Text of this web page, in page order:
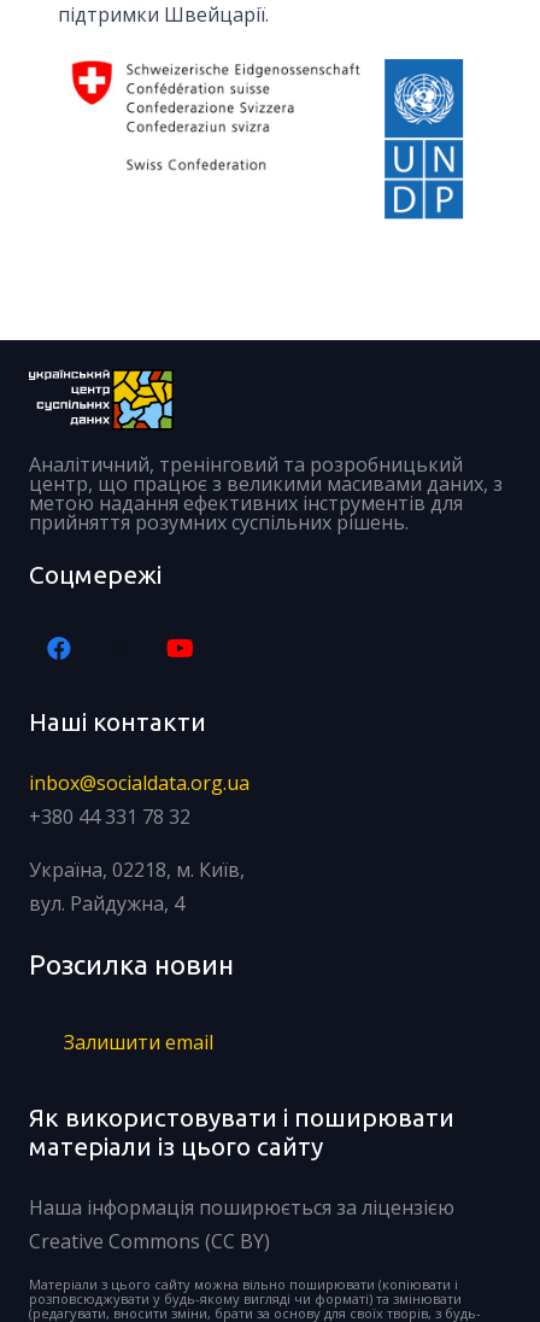
підтримки Швейцарії.
Аналітичний, тренінговий та розробницький
центр, що працює з великими масивами даних, з
метою надання ефективних інструментів для
прийняття розумних суспільних рішень.
Соцмережі
Наші контакти
inbox@socialdata.org.ua
+380 44 331 78 32
Україна, 02218, м. Київ,
вул. Райдужна, 4
Розсилка новин
Залишити email
Як використовувати і поширювати
матеріали із цього сайту
Наша інформація поширюється за ліцензією
Creative Commons (CC BY)
Матеріали з цього сайту можна вільно поширювати (копіювати і
розповсюджувати у будь-якому вигляді чи форматі) та змінювати
(редагувати, вносити зміни, брати за основу для своїх творів, з будь-